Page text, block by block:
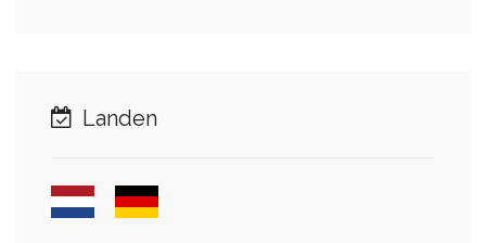
Landen